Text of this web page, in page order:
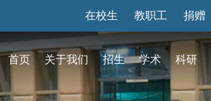
在校生 教职工 捐赠
首页 关于我们 招生 学术 科研